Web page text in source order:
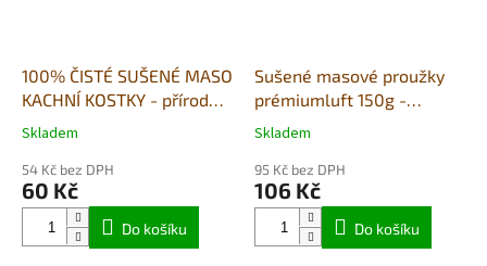
100% ČISTÉ SUŠENÉ MASO
KACHNÍ KOSTKY - přírodní
pamlsek - 80g
Průměrné
produktu
je
Skladem
54 Kč bez DPH
60 Kč
Do košíku
Sušené masové proužky
prémiumluft 150g -
kachna
Průměrné
produktu
je
Skladem
95 Kč bez DPH
106 Kč
Do košíku